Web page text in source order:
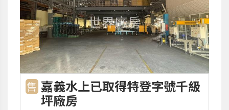
售 嘉義水上已取得特登字號千級
坪廠房